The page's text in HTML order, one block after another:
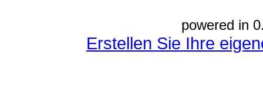
powered in
Erstellen Sie Ihre